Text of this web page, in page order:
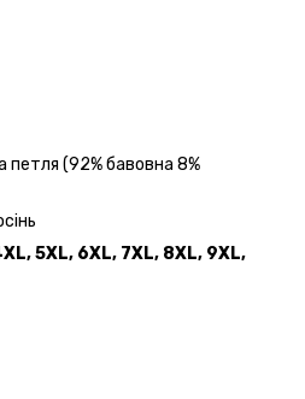
петля (92% бавовна 8%
5XL, 6XL, 7XL, 8XL, 9XL,